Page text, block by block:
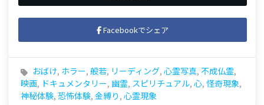
Facebookでシェア
おばけ, ホラー, 般若, リーディング, 心霊写真, 不成仏霊,
映画, ドキュメンタリー, 幽霊, スピリチュアル, 心, 怪奇現象,
神秘体験, 恐怖体験, 金縛り , 心霊現象